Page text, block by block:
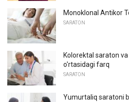
Monoklonal Antikor
SARATON
Kolorektal saraton
o'rtasidagi farq
SARATON
Yumurtaliq saratoni